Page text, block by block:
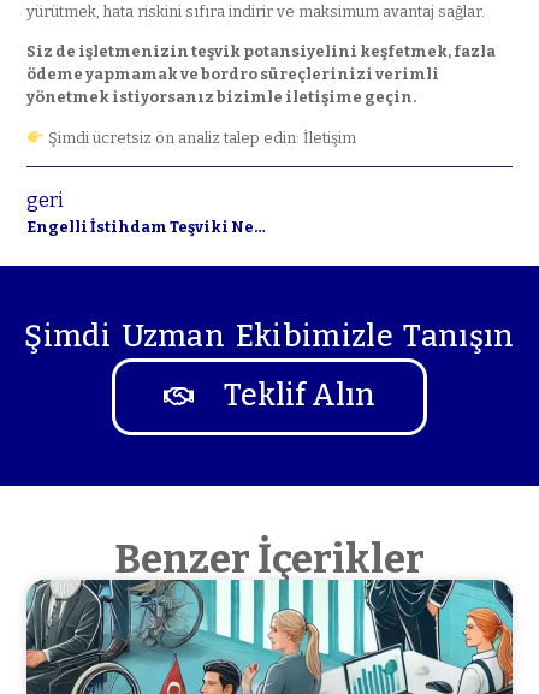
yürütmek, hata riskini sıfıra indirir ve maksimum avantaj sağlar.
Siz de işletmenizin teşvik potansiyelini keşfetmek, fazla
ödeme yapmamak ve bordro süreçlerinizi verimli
yönetmek istiyorsanız bizimle iletişime geçin.
Şimdi ücretsiz ön analiz talep edin: İletişim
geri
Engelli İstihdam Teşviki Nedir? Şirketinize Sağlayacağı Avantajlar
Şimdi Uzman Ekibimizle Tanışın
Teklif Alın
Benzer İçerikler